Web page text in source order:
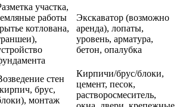
участка,
работы
котлована,
Экскаватор (возможно
аренда), лопаты,
уровень, арматура,
бетон, опалубка
стен
брус,
монтаж
Кирпичи/брус/блоки,
цемент, песок,
растворосмеситель,